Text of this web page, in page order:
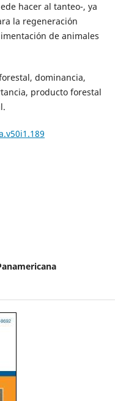
hacer al tanteo-, ya
la regeneración
de animales
dominancia,
producto forestal